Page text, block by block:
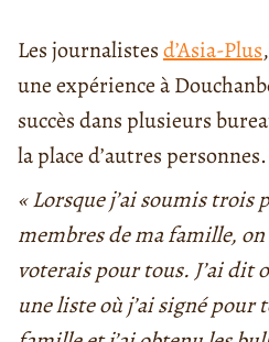
Les journalistesd’Asia-Plus
une expérience à
succès dans plusieurs
la place d’autres personnes.
« Lorsque j’ai soumis trois
membres de ma famille, on
voterais pour tous. J’ai dit
une liste où j’ai signé pour